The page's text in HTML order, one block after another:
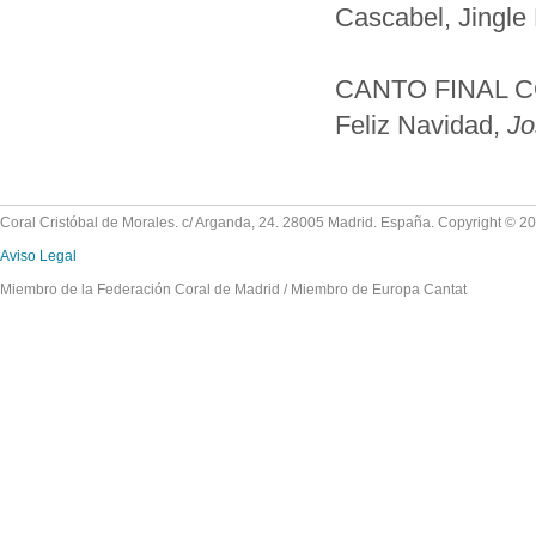
Cascabel, Jingle
CANTO FINAL
Feliz Navidad,
Coral Cristóbal de Morales. c/ Arganda, 24. 28005 Madrid. España. Copyright ©
Aviso Legal
Miembro de la Federación Coral de Madrid / Miembro de Europa Cantat